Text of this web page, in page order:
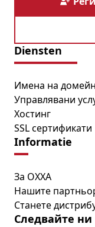
Diensten
Имена на
Управлявани
Хостинг
SSL сертификати
Informatie
За OXXA
Нашите
Станете
Следвайте ни